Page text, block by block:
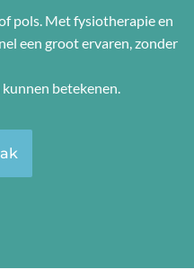
pols. Met fysiotherapie en
een groot ervaren, zonder
betekenen.